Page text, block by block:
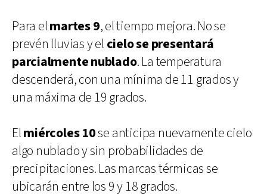
Para elmartes 9, el tiempo mejora. No se
prevén lluvias y el cielo se presentará
parcialmente nublado. La temperatura
descenderá, con una mínima de 11 grados y
una máxima de 19 grados.
Elmiércoles 10se anticipa nuevamente cielo
algo nublado y sin probabilidades de
precipitaciones. Las marcas térmicas se
ubicarán entre los 9 y 18 grados.